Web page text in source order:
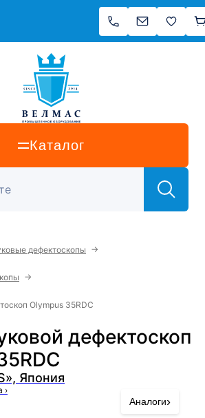
Каталог
дефектоскопы →
→
Olympus 35RDC
дефектоскоп
Япония
›
Аналоги›